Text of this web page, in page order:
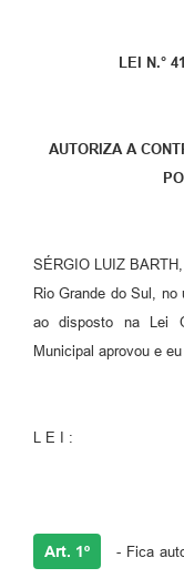
LEI N.°
AUTORIZA A
SÉRGIO LUIZ
Rio Grande do Sul,
ao disposto na Lei
Municipal aprovou e
L E I :
Art. 1º - Fica